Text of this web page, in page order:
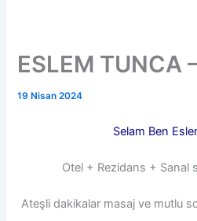
ESLEM TUNCA
19 Nisan 2024
Selam Ben
Otel + Rezidans + Sanal
Ateşli dakikalar masaj ve mutlu